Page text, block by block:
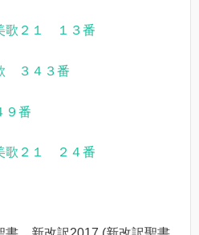
歌２１ １３番
３４３番
番
歌２１ ２４番